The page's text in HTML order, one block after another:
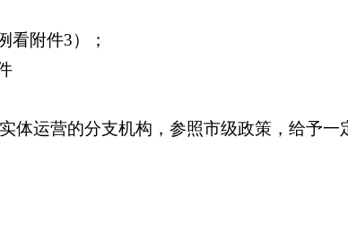
看附件3）；
体运营的分支机构，参照市级政策，给予